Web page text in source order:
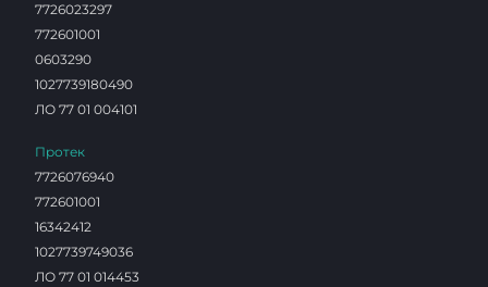
7726023297
772601001
0603290
1027739180490
ЛО 77 01 004101
Протек
7726076940
772601001
16342412
1027739749036
ЛО 77 01 014453